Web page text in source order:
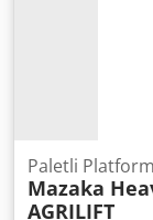
Paletli
Mazaka
AGRILIFT